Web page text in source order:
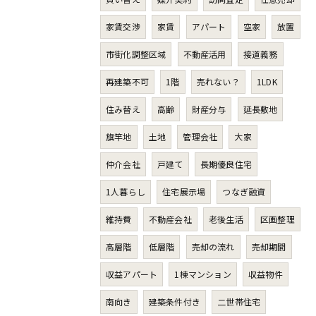
家賃交渉 家賃 アパート 空家 放置
市街化調整区域 不動産活用 接道義務
再建築不可 1階 売れない？ 1LDK
住み替え 高齢 財産分与 延長敷地
旗竿地 土地 管理会社 大家
仲介会社 戸建て 長期優良住宅
1人暮らし 住宅展示場 つなぎ融資
維持費 不動産会社 老後生活 区画整理
高層階 低層階 売却の流れ 売却期間
収益アパート 1棟マンション 収益物件
南向き 建築条件付き 二世帯住宅